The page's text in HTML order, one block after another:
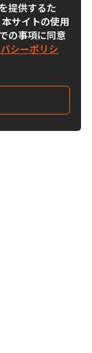
提供するた
サイトの使用
の事項に同意
シーポリシ